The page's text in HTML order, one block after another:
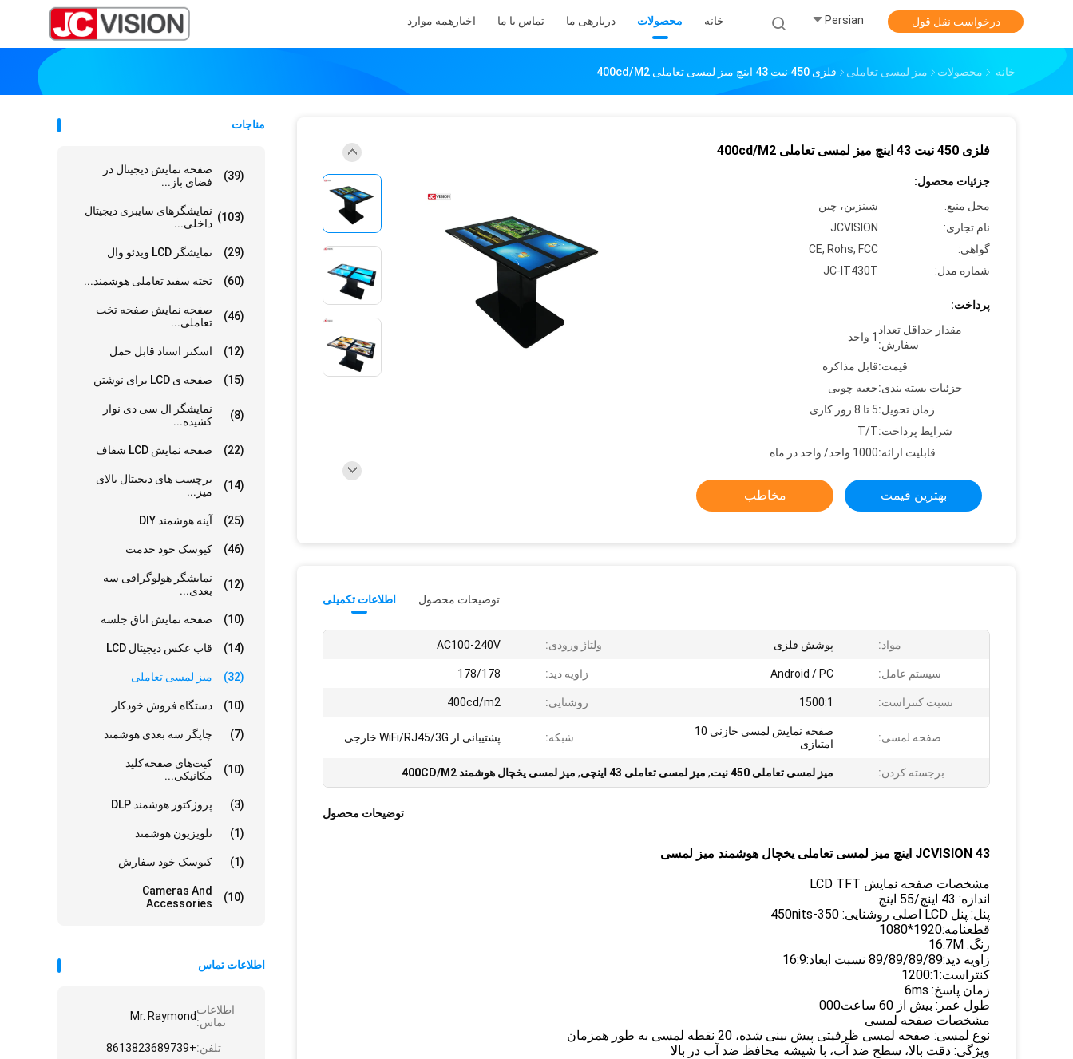
خانه محصولات دربارهی ما تماس با ما اخبار همه موارد Persian درخواست نقل قول
خانه محصولات میز لمسی تعاملی فلزی 450 نیت 43 اینچ میز لمسی تعاملی 400cd/M2
مناجات
صفحه نمایش دیجیتال در
فضای باز...
(39)
نمایشگرهای سایبری دیجیتال
داخلی...
(103)
نمایشگر LCD ویدئو وال (29)
تخته سفید تعاملی هوشمند... (60)
صفحه نمایش صفحه تخت
تعاملی...
(46)
اسکنر اسناد قابل حمل (12)
صفحه ی LCD برای نوشتن (15)
نمایشگر ال سی دی نوار
کشیده...
(8)
صفحه نمایش LCD شفاف (22)
برچسب های دیجیتال بالای
میز...
(14)
آینه هوشمند DIY (25)
کيوسک خود خدمت (46)
نمایشگر هولوگرافی سه
بعدی...
(12)
صفحه نمایش اتاق جلسه (10)
قاب عکس دیجیتال LCD (14)
میز لمسی تعاملی (32)
دستگاه فروش خودکار (10)
چاپگر سه بعدی هوشمند (7)
کیت‌های صفحه‌کلید
مکانیکی...
(10)
پروژکتور هوشمند DLP (3)
تلویزیون هوشمند (1)
کیوسک خود سفارش (1)
Cameras And
Accessories
(10)
اطلاعات تماس
اطلاعات
تماس:Mr. Raymond
تلفن:+8613823689739
فلزی 450 نیت 43 اینچ میز لمسی تعاملی 400cd/M2
جزئیات محصول:
محل منبع:
شينزين، چين
نام تجاری:
JCVISION
گواهی:
CE, Rohs, FCC
شماره مدل:
JC-IT430T
پرداخت:
مقدار حداقل تعداد
سفارش:
1 واحد
قیمت:قابل مذاکره
جزئیات بسته بندی:جعبه چوبی
زمان تحویل:5 تا 8 روز کاری
شرایط پرداخت:T/T
قابلیت ارائه:1000 واحد/ واحد در ماه
بهترین قیمت مخاطب
اطلاعات تکمیلی توضیحات محصول
مواد: پوشش فلزی ولتاژ ورودی: AC100-240V
سیستم عامل: Android / PC زاویه دید: 178/178
نسبت کنتراست: 1500:1 روشنایی: 400cd/m2
صفحه لمسی:
صفحه نمایش لمسی خازنی 10
امتیازی
شبکه: پشتیبانی از WiFi/RJ45/3G خارجی
برجسته کردن: میز لمسی تعاملی 450 نیت , میز لمسی تعاملی 43 اینچی , میز لمسی یخچال هوشمند 400CD/M2
توضیحات محصول
JCVISION 43 اینچ میز لمسی تعاملی یخچال هوشمند میز لمسی
مشخصات صفحه نمایش LCD TFT
اندازه: 43 اينچ/55 اينچ
پنل: پنل LCD اصلی روشنایی: 350-450nits
قطعنامه:1920*1080
رنگ: 16.7M
زاويه ديد:89/89/89/89 نسبت ابعاد:16:9
کنتراست:1200:1
زمان پاسخ: 6ms
طول عمر: بیش از 60 ساعت000
مشخصات صفحه لمسی
نوع لمسی: صفحه لمسی ظرفیتی پیش بینی شده، 20 نقطه لمسی به طور همزمان
ویژگی: دقت بالا، سطح ضد آب، با شیشه محافظ ضد آب در بالا